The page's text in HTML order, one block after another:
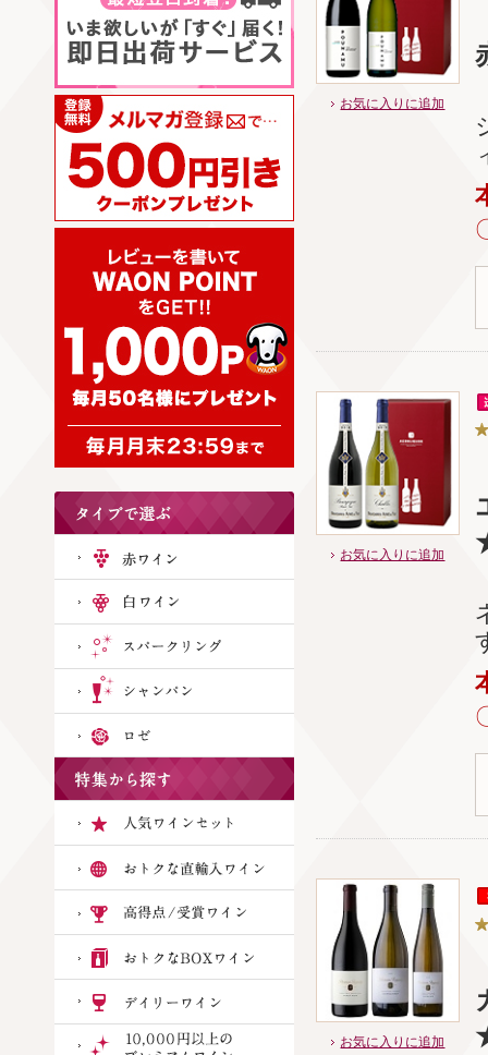
お気に入りに追加
お気に入りに追加
お気に入りに追加